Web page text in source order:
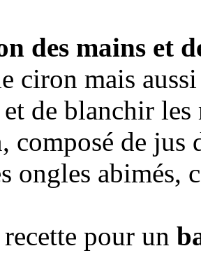
des mains et
ciron mais
de blanchir les
composé de jus
ongles abimés,
pour un